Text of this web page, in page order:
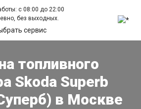
с 08:00 до 22:00
без выходных.
сервис
топливного
Skoda Superb
в Москве